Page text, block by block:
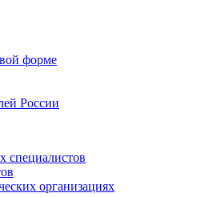
форме
России
специалистов
организациях